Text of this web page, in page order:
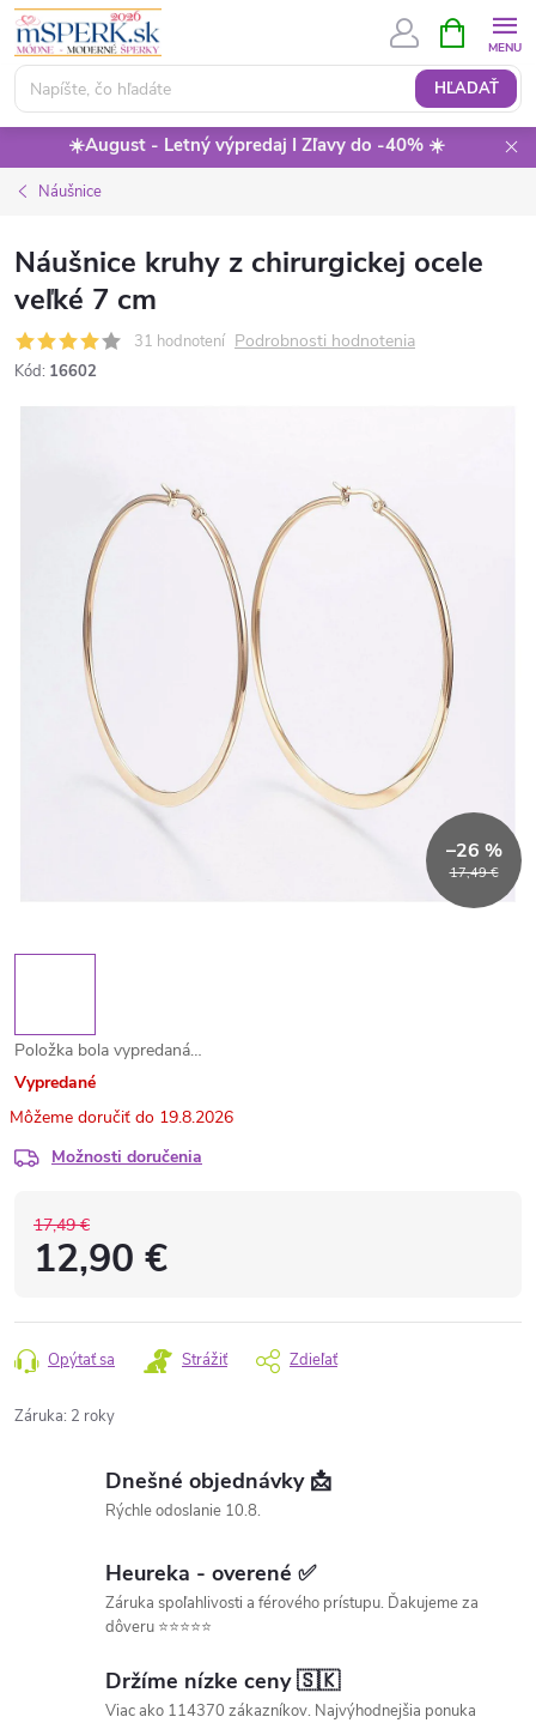
Prejsť
obsah
HĽADAŤ
KOŠÍK
☀️August - Letný výpredaj I Zľavy do -40% ☀️
Náušnice
Náušnice kruhy z chirurgickej ocele
veľké 7 cm
31 hodnotení Podrobnosti hodnotenia
Kód: 16602
17,49 €
–26 %
Položka bola vypredaná…
Vypredané
19.8.2026
Možnosti doručenia
17,49 €
12,90 €
Opýtať sa Strážiť Zdieľať
Záruka: 2 roky
Dnešné objednávky 📩
Rýchle odoslanie 10.8.
Heureka - overené ✅
Záruka spoľahlivosti a férového prístupu. Ďakujeme za
dôveru ⭐⭐⭐⭐⭐
Držíme nízke ceny 🇸🇰
Viac ako 114370 zákazníkov. Najvýhodnejšia ponuka